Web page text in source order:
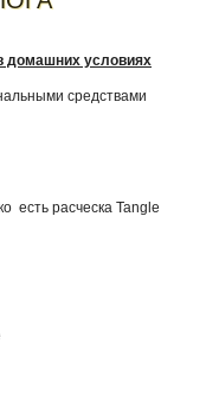
домашних условиях
средствами
есть расческа Tangle